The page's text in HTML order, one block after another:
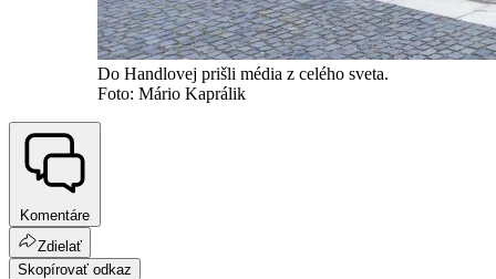
Do Handlovej prišli média z celého sveta.
Foto: Mário Kaprálik
Komentáre
Zdielať
Skopírovať odkaz